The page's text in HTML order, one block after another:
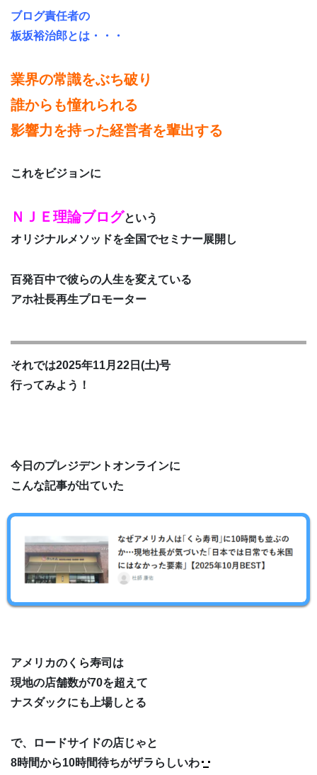
ブログ責任者の
板坂裕治郎とは・・・
業界の常識をぶち破り
誰からも憧れられる
影響力を持った経営者を輩出する
これをビジョンに
ＮＪＥ理論ブログという
オリジナルメソッドを全国でセミナー展開し
百発百中で彼らの人生を変えている
アホ社長再生プロモーター
それでは2025年11月22日(土)号
行ってみよう！
今日のプレジデントオンラインに
こんな記事が出ていた
アメリカのくら寿司は
現地の店舗数が70を超えて
ナスダックにも上場しとる
で、ロードサイドの店じゃと
8時間から10時間待ちがザラらしいわ